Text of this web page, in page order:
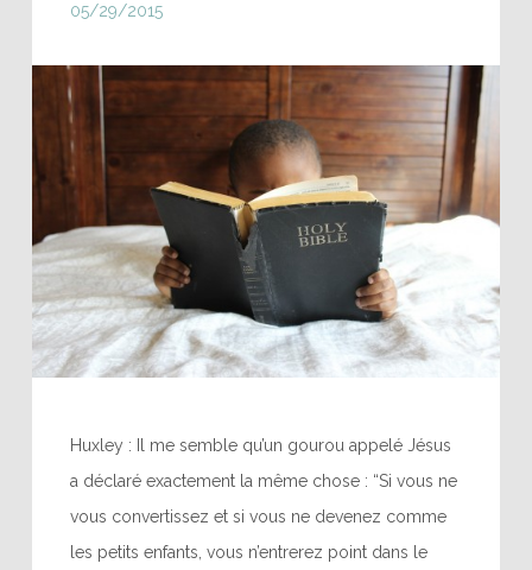
05/29/2015
Huxley : Il me semble qu’un gourou appelé Jésus
a déclaré exactement la même chose : “Si vous ne
vous convertissez et si vous ne devenez comme
les petits enfants, vous n’entrerez point dans le